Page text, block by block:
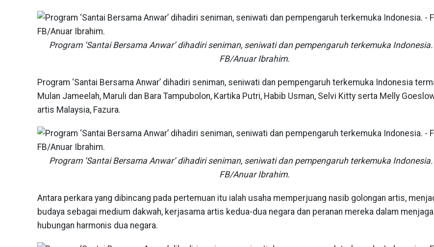
Program ‘Santai Bersama Anwar’ dihadiri seniman, seniwati dan pempengaruh terkemuka
FB/Anuar Ibrahim.
Program ‘Santai Bersama Anwar’ dihadiri seniman, seniwati dan pempengaruh terkemuka Indonesia
Mulan Jameelah, Maruli dan Bara Tampubolon, Kartika Putri, Habib Usman, Selvi Kitty serta Melly
artis Malaysia, Fazura.
Program ‘Santai Bersama Anwar’ dihadiri seniman, seniwati dan pempengaruh terkemuka
FB/Anuar Ibrahim.
Antara perkara yang dibincang pada pertemuan itu ialah usaha memperjuang nasib golongan artis,
budaya sebagai medium dakwah, kerjasama artis kedua-dua negara dan peranan mereka dalam menjaga
hubungan harmonis dua negara.